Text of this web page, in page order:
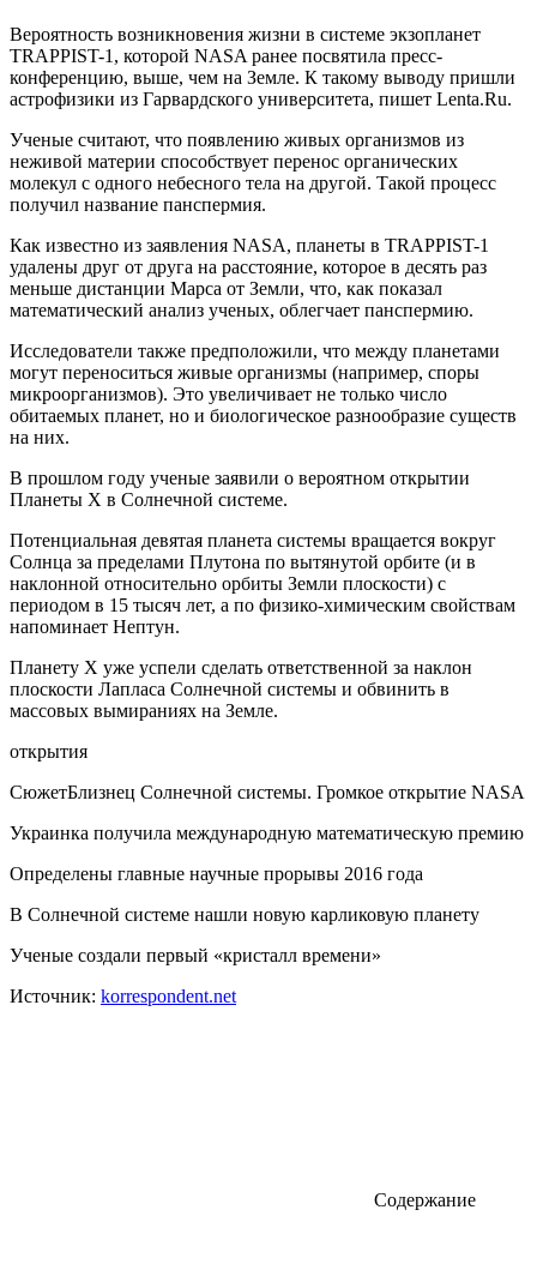
Вероятность возникновения жизни в системе экзопланет
TRAPPIST-1, которой NASA ранее посвятила пресс-
конференцию, выше, чем на Земле. К такому выводу пришли
астрофизики из Гарвардского университета, пишет Lenta.Ru.
Ученые считают, что появлению живых организмов из
неживой материи способствует перенос органических
молекул с одного небесного тела на другой. Такой процесс
получил название панспермия.
Как известно из заявления NASA, планеты в TRAPPIST-1
удалены друг от друга на расстояние, которое в десять раз
меньше дистанции Марса от Земли, что, как показал
математический анализ ученых, облегчает панспермию.
Исследователи также предположили, что между планетами
могут переноситься живые организмы (например, споры
микроорганизмов). Это увеличивает не только число
обитаемых планет, но и биологическое разнообразие существ
на них.
В прошлом году ученые заявили о вероятном открытии
Планеты Х в Солнечной системе.
Потенциальная девятая планета системы вращается вокруг
Солнца за пределами Плутона по вытянутой орбите (и в
наклонной относительно орбиты Земли плоскости) с
периодом в 15 тысяч лет, а по физико-химическим свойствам
напоминает Нептун.
Планету X уже успели сделать ответственной за наклон
плоскости Лапласа Солнечной системы и обвинить в
массовых вымираниях на Земле.
открытия
СюжетБлизнец Солнечной системы. Громкое открытие NASA
Украинка получила международную математическую премию
Определены главные научные прорывы 2016 года
В Солнечной системе нашли новую карликовую планету
Ученые создали первый «кристалл времени»
Источник: korrespondent.net
Содержание